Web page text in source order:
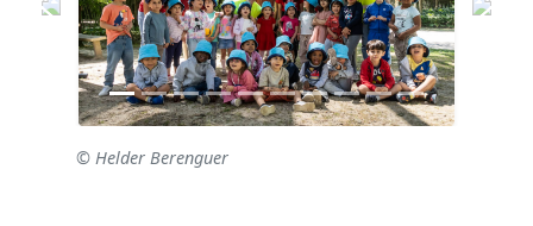
© Helder Berenguer